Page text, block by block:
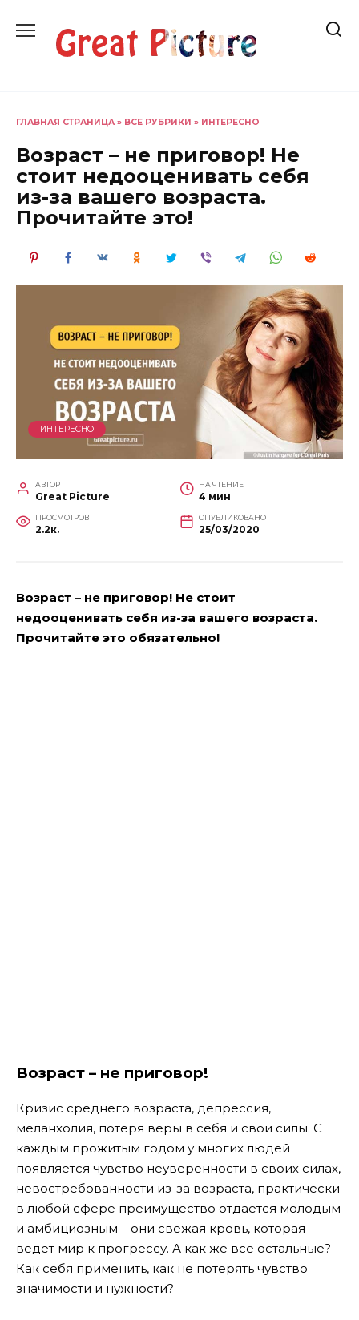
содержанию
ГЛАВНАЯ СТРАНИЦА » ВСЕ РУБРИКИ » ИНТЕРЕСНО
Возраст – не приговор! Не
стоит недооценивать себя
из-за вашего возраста.
Прочитайте это!
ИНТЕРЕСНО
АВТОР
Great Picture
НА ЧТЕНИЕ
4 мин
ПРОСМОТРОВ
2.2к.
ОПУБЛИКОВАНО
25/03/2020
Возраст – не приговор! Не стоит
недооценивать себя из-за вашего возраста.
Прочитайте это обязательно!
Возраст – не приговор!
Кризис среднего возраста, депрессия,
меланхолия, потеря веры в себя и свои силы. С
каждым прожитым годом у многих людей
появляется чувство неуверенности в своих силах,
невостребованности из-за возраста, практически
в любой сфере преимущество отдается молодым
и амбициозным – они свежая кровь, которая
ведет мир к прогрессу. А как же все остальные?
Как себя применить, как не потерять чувство
значимости и нужности?